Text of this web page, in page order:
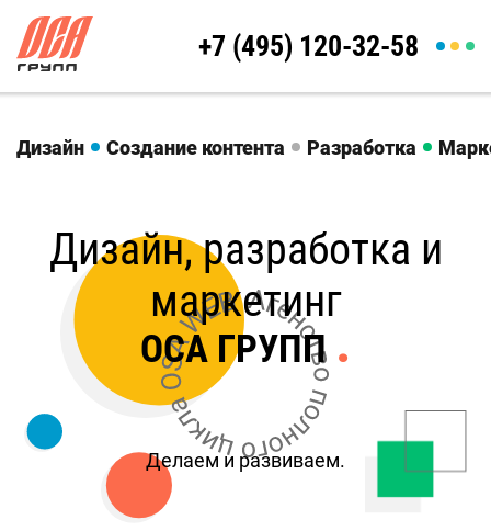
+7 (495) 120-32-58
Дизайн Создание контента Разработка
Дизайн, разработка и
маркетинг
ОСА ГРУПП .
Делаем и развиваем.